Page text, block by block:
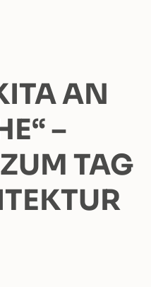
AN
–
TAG